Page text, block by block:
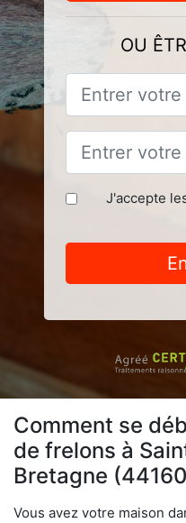
OU
J'accepte
Comment se
de frelons à
Bretagne
Vous avez votre maison